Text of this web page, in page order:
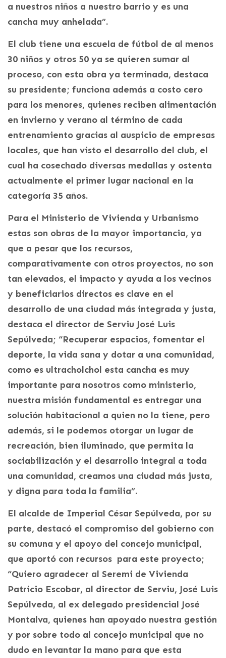
a nuestros niños a nuestro barrio y es una
cancha muy anhelada”.
El club tiene una escuela de fútbol de al menos
30 niños y otros 50 ya se quieren sumar al
proceso, con esta obra ya terminada, destaca
su presidente; funciona además a costo cero
para los menores, quienes reciben alimentación
en invierno y verano al término de cada
entrenamiento gracias al auspicio de empresas
locales, que han visto el desarrollo del club, el
cual ha cosechado diversas medallas y ostenta
actualmente el primer lugar nacional en la
categoría 35 años.
Para el Ministerio de Vivienda y Urbanismo
estas son obras de la mayor importancia, ya
que a pesar que los recursos,
comparativamente con otros proyectos, no son
tan elevados, el impacto y ayuda a los vecinos
y beneficiarios directos es clave en el
desarrollo de una ciudad más integrada y justa,
destaca el director de Serviu José Luis
Sepúlveda; “Recuperar espacios, fomentar el
deporte, la vida sana y dotar a una comunidad,
como es ultracholchol esta cancha es muy
importante para nosotros como ministerio,
nuestra misión fundamental es entregar una
solución habitacional a quien no la tiene, pero
además, si le podemos otorgar un lugar de
recreación, bien iluminado, que permita la
sociabilización y el desarrollo integral a toda
una comunidad, creamos una ciudad más justa,
y digna para toda la familia”.
El alcalde de Imperial César Sepúlveda, por su
parte, destacó el compromiso del gobierno con
su comuna y el apoyo del concejo municipal,
que aportó con recursos para este proyecto;
“Quiero agradecer al Seremi de Vivienda
Patricio Escobar, al director de Serviu, José Luis
Sepúlveda, al ex delegado presidencial José
Montalva, quienes han apoyado nuestra gestión
y por sobre todo al concejo municipal que no
dudo en levantar la mano para que esta